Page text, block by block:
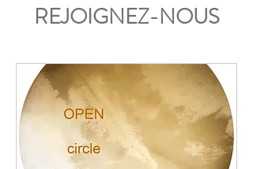
REJOIGNEZ-NOUS